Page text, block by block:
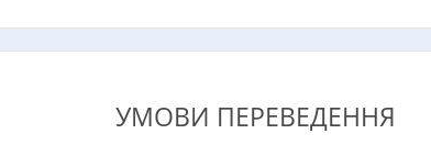
УМОВИ ПЕРЕВЕДЕННЯ